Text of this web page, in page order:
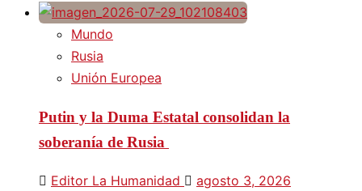
Mundo
Rusia
Unión Europea
Putin y la Duma Estatal consolidan la
soberanía de Rusia
Editor La Humanidad agosto 3, 2026